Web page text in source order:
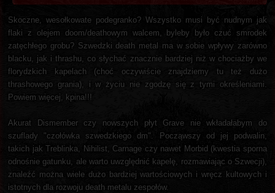
Skoczne, wesołkowate podegranko? Wszystko musi być nudnym jak
flaki z olejem doom/deathowym walcem, byleby było czuć smrodek
zatęchłego grobu? Szwedzki death metal ma w sobie wpływy zarówno
blacku, jak i thrashu, co słychać znacznie bardziej niż w chociażby we
florydzkich kapelach (choć oczywiście znajdziemy tu też dużo
thrashowego grania), i w życiu nie zgodzę się z tymi określeniami.
Powiem więcej, kpina!!!
Akurat Dismember czy nowszych płyt Grave nie wkładałabym do
szuflady "czołówka szwedzkiego dm". Począwszy od jej podwalin,
takich jak Treblinka, Nihilist, Carnage czy nawet Morbid (kwestia sporna
odnośnie gatunku, ale warto uwzględnić kapelę, rozmawiając o Szwecji),
znaleźć można wiele dużo bardziej wartościowych i wręcz kultowych i
istotnych dla rozwoju death metalu zespołów.